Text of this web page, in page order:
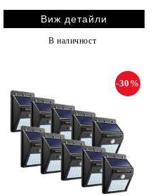
Виж детайли
В наличност
-30%